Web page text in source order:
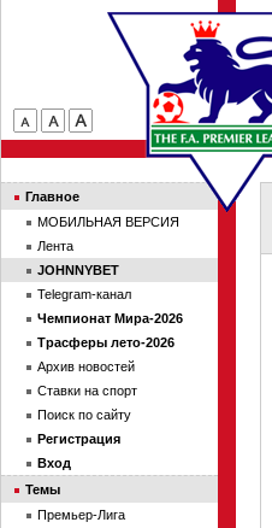
Главное
МОБИЛЬНАЯ ВЕРСИЯ
Лента
JOHNNYBET
Telegram-канал
Чемпионат Мира-2026
Трасферы лето-2026
Архив новостей
Ставки на спорт
Поиск по сайту
Регистрация
Вход
Темы
Премьер-Лига